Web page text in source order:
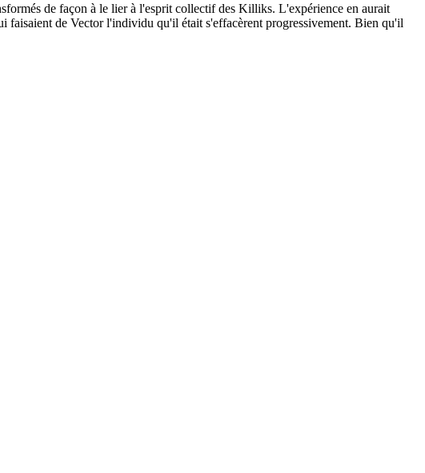
de façon à le lier à l'esprit collectif des Killiks. L'expérience en aurait
faisaient de Vector l'individu qu'il était s'effacèrent progressivement. Bien qu'il